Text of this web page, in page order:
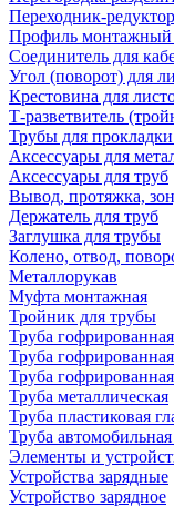
Переходник-
Профиль монтажный
Соединитель для
Угол (поворот) для
Крестовина для
Т-разветвитель
Трубы для прокладки
Аксессуары для
Аксессуары для труб
Вывод, протяжка,
Держатель для труб
Заглушка для трубы
Колено, отвод,
Металлорукав
Муфта монтажная
Тройник для трубы
Труба
Труба
Труба
Труба металлическая
Труба пластиковая
Труба
Элементы и
Устройства зарядные
Устройство зарядное